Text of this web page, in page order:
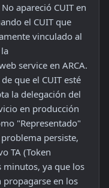
apareció CUIT en
el CUIT que
vinculado al
service en ARCA.
que el CUIT esté
la delegación del
en producción
"Representado"
persiste,
TA (Token
ya que los
en los